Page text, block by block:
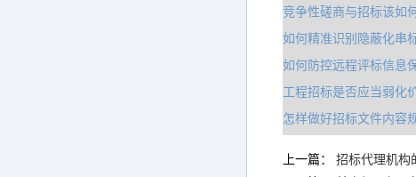
竞争性磋商与招标该如
如何精准识别隐蔽化串
如何防控远程评标信息
工程招标是否应当弱化
怎样做好招标文件内容
上一篇： 招标代理机构